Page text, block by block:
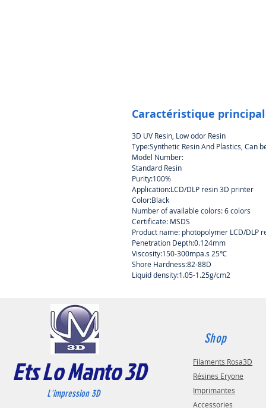
Caractéristique
3D UV Resin, Low odor Resin
Type:Synthetic Resin And Plastics, Can
Model Number:
Standard Resin
Purity:100%
Application:LCD/DLP resin 3D printer
Color:Black
Number of available colors:6 colors
Certificate: MSDS
Product name: photopolymer LCD/DLP
Penetration Depth:0.124mm
Viscosity:150-300mpa.s 25℃
Shore Hardness:82-88D
Liquid density:1.05-1.25g/cm2
Ets Lo Manto 3D
L'impression 3D
Shop
Filaments Rosa3D
Résines Eryone
Imprimantes
Accessories